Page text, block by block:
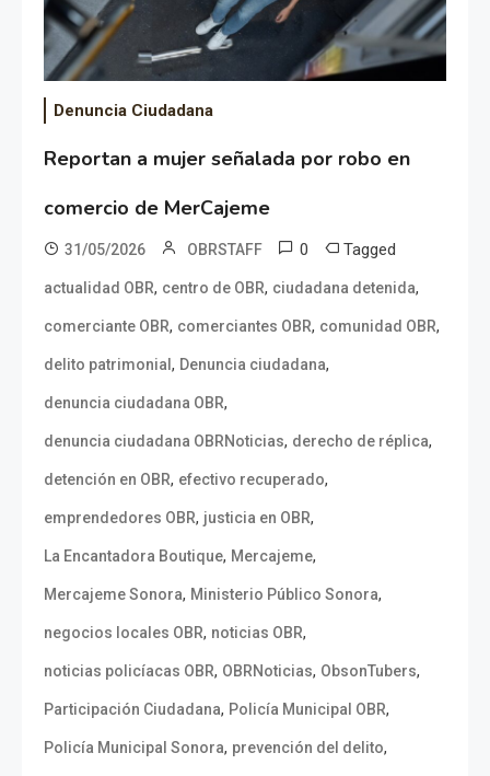
Denuncia Ciudadana
Reportan a mujer señalada por robo en
comercio de MerCajeme
31/05/2026 OBRSTAFF 0 Tagged
actualidad OBR, centro de OBR, ciudadana detenida,
comerciante OBR, comerciantes OBR, comunidad OBR,
delito patrimonial , Denuncia ciudadana,
denuncia ciudadana OBR,
denuncia ciudadana OBRNoticias, derecho de réplica,
detención en OBR, efectivo recuperado,
emprendedores OBR, justicia en OBR,
La Encantadora Boutique, Mercajeme,
Mercajeme Sonora, Ministerio Público Sonora,
negocios locales OBR, noticias OBR,
noticias policíacas OBR, OBRNoticias, ObsonTubers,
Participación Ciudadana, Policía Municipal OBR,
Policía Municipal Sonora, prevención del delito,